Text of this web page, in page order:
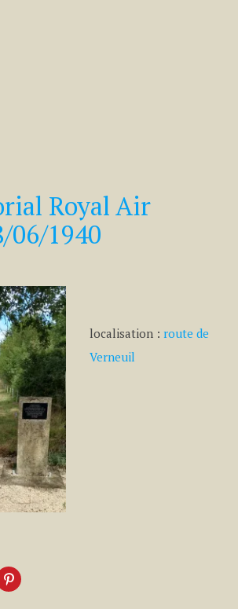
Royal Air
06/1940
localisation : route de
Verneuil